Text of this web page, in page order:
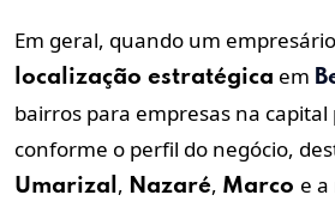
Em geral, quando um
localização estratégica em
bairros para empresas na
conforme o perfil do negócio,
Umarizal , Nazaré, Marco e